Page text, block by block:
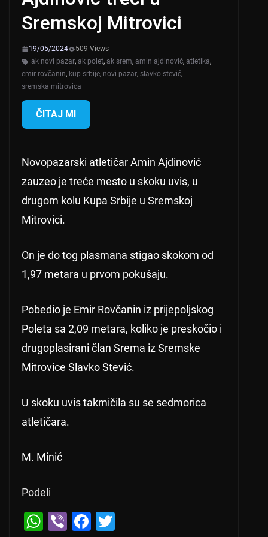
Sremskoj Mitrovici
19/05/2024
509 Views
ak novi pazar, ak polet, ak srem, amin ajdinović, atletika,
emir rovčanin, kup srbije, novi pazar, slavko stević,
sremska mitrovica
ČITAJ MI
Novopazarski atletičar Amin Ajdinović
zauzeo je treće mesto u skoku uvis, u
drugom kolu Kupa Srbije u Sremskoj
Mitrovici.
On je do tog plasmana stigao skokom od
1,97 metara u prvom pokušaju.
Pobedio je Emir Rovčanin iz prijepoljskog
Poleta sa 2,09 metara, koliko je preskočio i
drugoplasirani član Srema iz Sremske
Mitrovice Slavko Stević.
U skoku uvis takmičila su se sedmorica
atletičara.
M. Minić
Podeli
W Vi F